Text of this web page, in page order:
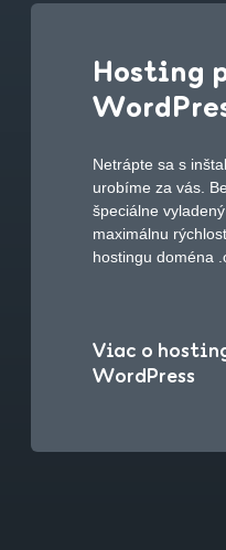
Hosting
Netrápte sa s
urobíme za vás.
špeciálne
maximálnu
hostingu doména
Viac o
WordPress